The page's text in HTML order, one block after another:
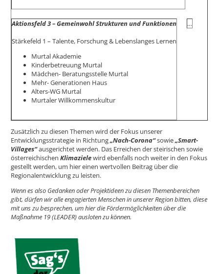
Aktionsfeld 3 – Gemeinwohl Strukturen und Funktionen
Stärkefeld 1 – Talente, Forschung & Lebenslanges Lernen
Murtal Akademie
Kinderbetreuung Murtal
Mädchen- Beratungsstelle Murtal
Mehr- Generationen Haus
Alters-WG Murtal
Murtaler Willkommenskultur
…
Zusätzlich zu diesen Themen wird der Fokus unserer
Entwicklungsstrategie in Richtung„Nach-Corona“sowie„Smart-
Villages“ausgerichtet werden. Das Erreichen der steirischen sowie
österreichischenKlimazielewird ebenfalls noch weiter in den Fokus
gestellt werden, um hier einen wertvollen Beitrag über die
Regionalentwicklung zu leisten.
Wenn es also Gedanken oder Projektideen zu diesen Themenbereichen
gibt, dürfen wir alle engagierten Menschen in unserer Region bitten, diese
mit uns zu besprechen, um hier die Fördermöglichkeiten über die
Maßnahme 19 (LEADER) ausloten zu können.